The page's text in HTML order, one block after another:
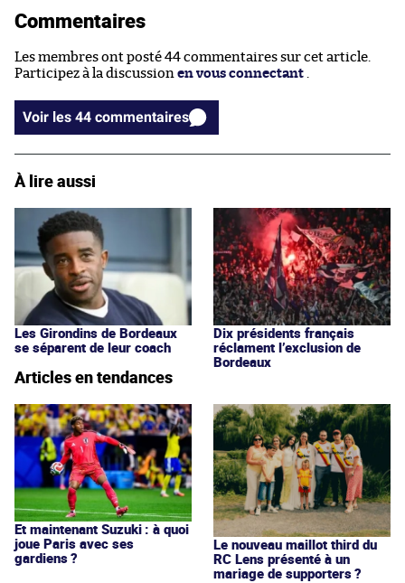
Commentaires
Les membres ont posté 44 commentaires sur cet article.
Participez à la discussion en vous connectant
Voir les 44 commentaires
À lire aussi
Les Girondins de Bordeaux
se séparent de leur coach
Dix présidents français
réclament l’exclusion de
Bordeaux
Articles en tendances
Et maintenant Suzuki : à quoi
joue Paris avec ses
gardiens ?
Le nouveau maillot third du
RC Lens présenté à un
mariage de supporters ?